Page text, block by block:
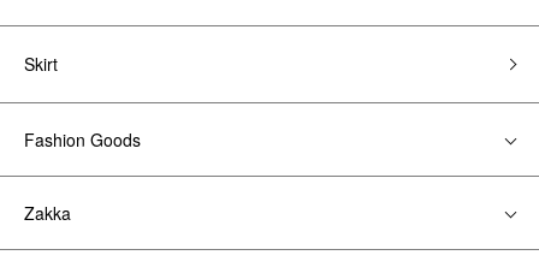
Skirt
Fashion Goods
Zakka